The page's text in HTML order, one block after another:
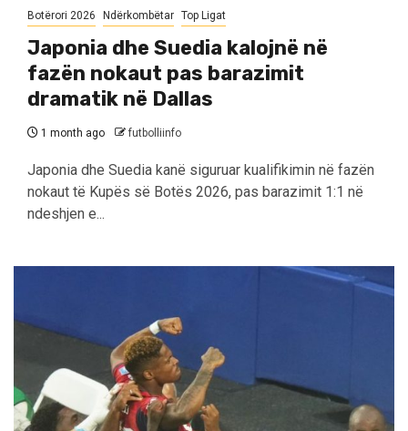
Botërori 2026 Ndërkombëtar Top Ligat
Japonia dhe Suedia kalojnë në
fazën nokaut pas barazimit
dramatik në Dallas
1 month ago futbolliinfo
Japonia dhe Suedia kanë siguruar kualifikimin në fazën
nokaut të Kupës së Botës 2026, pas barazimit 1:1 në
ndeshjen e...